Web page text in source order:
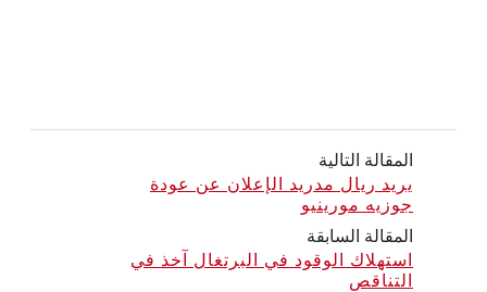
المقالة التالية
يريد ريال مدريد الإعلان عن عودة
جوزيه مورينيو
المقالة السابقة
استهلاك الوقود في البرتغال آخذ في
التناقص